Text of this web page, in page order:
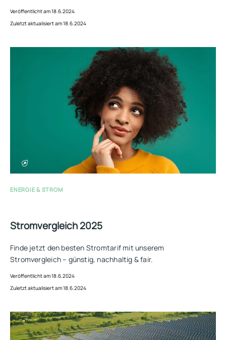
Veröffentlicht am 18.6.2024
Zuletzt aktualisiert am 18.6.2024
ENERGIE & STROM
Stromvergleich 2025
Finde jetzt den besten Stromtarif mit unserem
Stromvergleich – günstig, nachhaltig & fair.
Veröffentlicht am 18.6.2024
Zuletzt aktualisiert am 18.6.2024